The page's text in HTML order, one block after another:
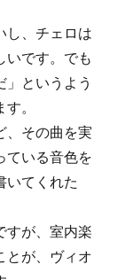
し、チェロは
いです。でも
」というよう
。
、その曲を実
ている音色を
いてくれた
すが、室内楽
とが、ヴィオ